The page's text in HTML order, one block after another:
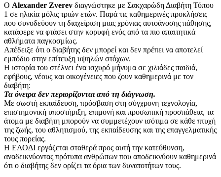
Ο Alexander Zverev διαγνώστηκε με Σακχαρώδη Διαβήτη Τύπου
1 σε ηλικία μόλις τριών ετών. Παρά τις καθημερινές προκλήσεις
που συνοδεύουν τη διαχείριση μιας χρόνιας αυτοάνοσης πάθησης,
κατάφερε να φτάσει στην κορυφή ενός από τα πιο απαιτητικά
αθλήματα παγκοσμίως.
Απέδειξε ότι ο διαβήτης δεν μπορεί και δεν πρέπει να αποτελεί
εμπόδιο στην επίτευξη υψηλών στόχων.
Η ιστορία του στέλνει ένα ισχυρό μήνυμα σε χιλιάδες παιδιά,
εφήβους, νέους και οικογένειες που ζουν καθημερινά με τον
διαβήτη:
Τα όνειρα δεν περιορίζονται από τη διάγνωση.
Με σωστή εκπαίδευση, πρόσβαση στη σύγχρονη τεχνολογία,
επιστημονική υποστήριξη, επιμονή και προσωπική προσπάθεια, τα
άτομα με διαβήτη μπορούν να συμμετέχουν ισότιμα σε κάθε πτυχή
της ζωής, του αθλητισμού, της εκπαίδευσης και της επαγγελματικής
τους πορείας.
Η ΕΛΟΔΙ εργάζεται σταθερά προς αυτή την κατεύθυνση,
αναδεικνύοντας πρότυπα ανθρώπων που αποδεικνύουν καθημερινά
ότι ο διαβήτης δεν ορίζει τα όρια των δυνατοτήτων τους.